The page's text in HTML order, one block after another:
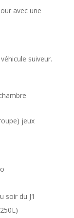
avec une
suiveur.
jeux
soir du J1